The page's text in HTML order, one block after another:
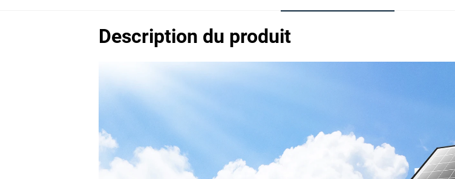
Description du produit